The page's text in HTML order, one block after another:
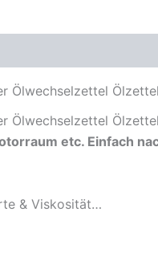
Ölwechselzettel Ölzettel
Ölwechselzettel Ölzettel
etc. Einfach
& Viskosität…